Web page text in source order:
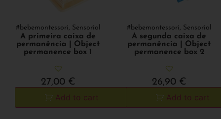
#bebemontessori , Sensorial
A primeira caixa de
permanência | Object
permanence box 1
27,00 €
Add to cart
#bebemontessori , Sensorial
A segunda caixa de
permanência | Object
permanence box 2
26,90 €
Add to cart